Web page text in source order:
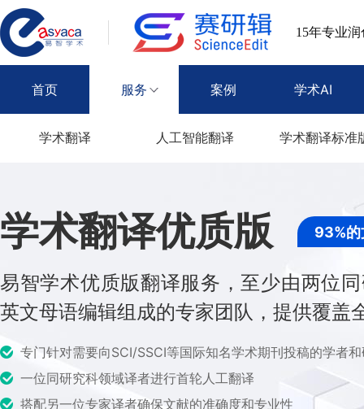
15年专业
首页 服务 案例 学术AI
学术翻译 人工智能翻译 学术翻译标准
学术翻译优质版 93%的
易智学术优质版翻译服务，至少由两位
英文母语编辑组成的专家团队，提供覆盖
专门针对需要向SCI/SSCI等国际知名学术期刊投稿的学者
一位同研究科领域译者进行首轮人工翻译
搭配另一位专家译者确保文献的准确度和专业性